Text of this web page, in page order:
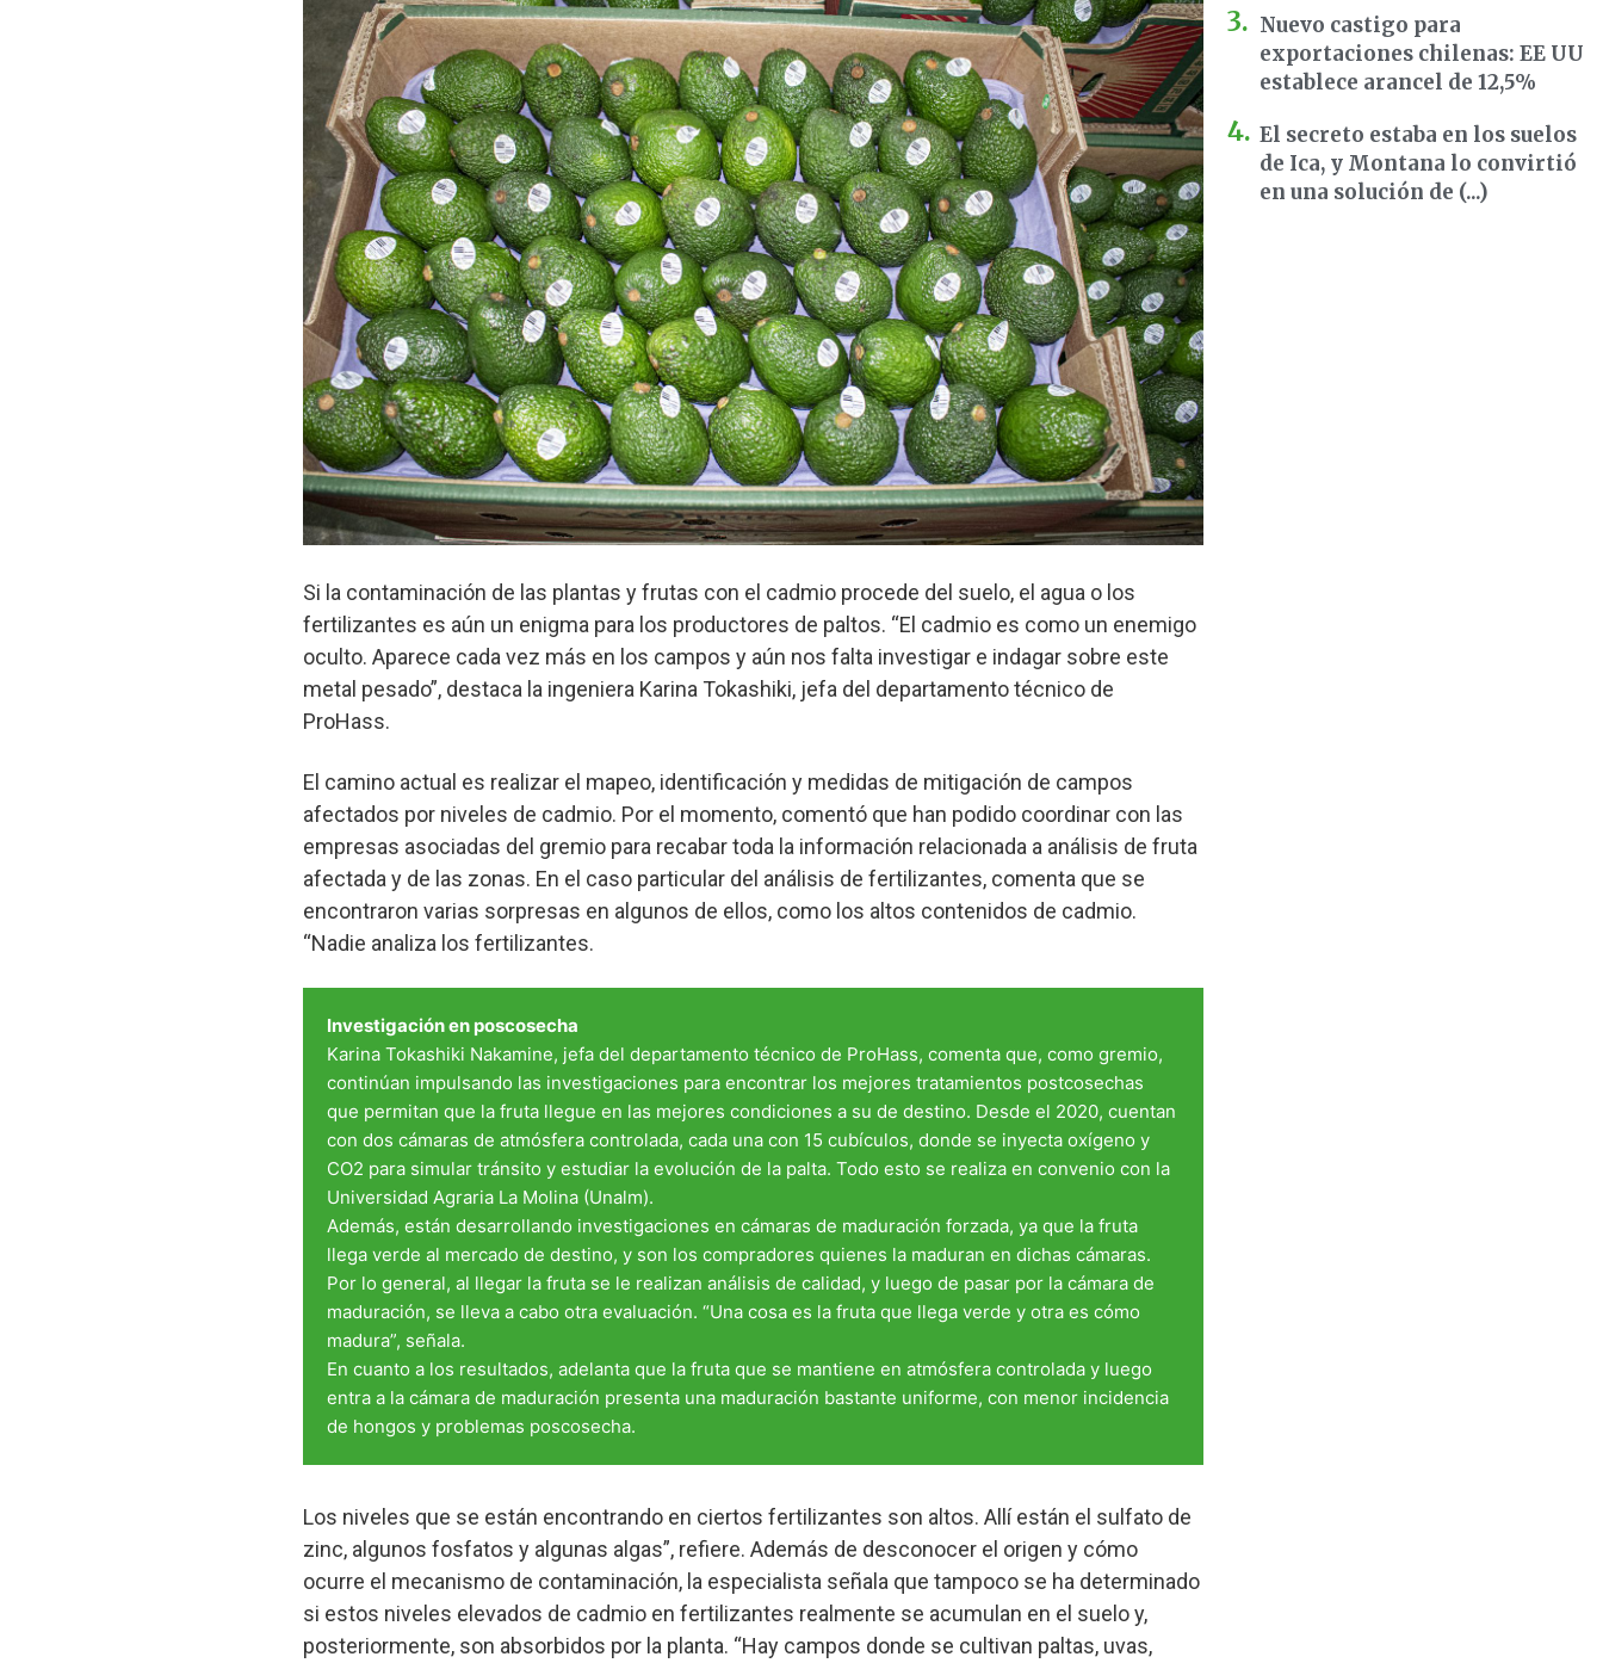
Si la contaminación de las plantas y frutas con el cadmio procede del suelo, el agua o los
fertilizantes es aún un enigma para los productores de paltos. “El cadmio es como un enemigo
oculto. Aparece cada vez más en los campos y aún nos falta investigar e indagar sobre este
metal pesado”, destaca la ingeniera Karina Tokashiki, jefa del departamento técnico de
ProHass.
El camino actual es realizar el mapeo, identificación y medidas de mitigación de campos
afectados por niveles de cadmio. Por el momento, comentó que han podido coordinar con las
empresas asociadas del gremio para recabar toda la información relacionada a análisis de fruta
afectada y de las zonas. En el caso particular del análisis de fertilizantes, comenta que se
encontraron varias sorpresas en algunos de ellos, como los altos contenidos de cadmio.
“Nadie analiza los fertilizantes.
Investigación en poscosecha
Karina Tokashiki Nakamine, jefa del departamento técnico de ProHass, comenta que, como gremio,
continúan impulsando las investigaciones para encontrar los mejores tratamientos postcosechas
que permitan que la fruta llegue en las mejores condiciones a su de destino. Desde el 2020, cuentan
con dos cámaras de atmósfera controlada, cada una con 15 cubículos, donde se inyecta oxígeno y
CO2 para simular tránsito y estudiar la evolución de la palta. Todo esto se realiza en convenio con la
Universidad Agraria La Molina (Unalm).
Además, están desarrollando investigaciones en cámaras de maduración forzada, ya que la fruta
llega verde al mercado de destino, y son los compradores quienes la maduran en dichas cámaras.
Por lo general, al llegar la fruta se le realizan análisis de calidad, y luego de pasar por la cámara de
maduración, se lleva a cabo otra evaluación. “Una cosa es la fruta que llega verde y otra es cómo
madura”, señala.
En cuanto a los resultados, adelanta que la fruta que se mantiene en atmósfera controlada y luego
entra a la cámara de maduración presenta una maduración bastante uniforme, con menor incidencia
de hongos y problemas poscosecha.
Los niveles que se están encontrando en ciertos fertilizantes son altos. Allí están el sulfato de
zinc, algunos fosfatos y algunas algas”, refiere. Además de desconocer el origen y cómo
ocurre el mecanismo de contaminación, la especialista señala que tampoco se ha determinado
si estos niveles elevados de cadmio en fertilizantes realmente se acumulan en el suelo y,
posteriormente, son absorbidos por la planta. “Hay campos donde se cultivan paltas, uvas,
Nuevo castigo para
exportaciones chilenas: EE UU
establece arancel de 12,5%
El secreto estaba en los suelos
de Ica, y Montana lo convirtió
en una solución de (...)